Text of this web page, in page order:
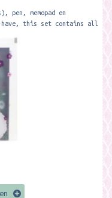
pen, memopad en
this set contains all